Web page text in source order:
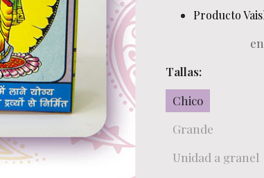
Producto
Tallas:
Chico
Grande
Unidad a granel